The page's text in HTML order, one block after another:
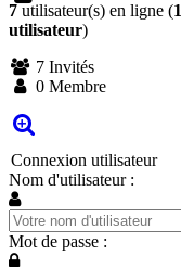
7 utilisateur(s) en ligne (1
utilisateur)
7 Invités
0 Membre
Connexion utilisateur
Nom d'utilisateur :
Mot de passe :